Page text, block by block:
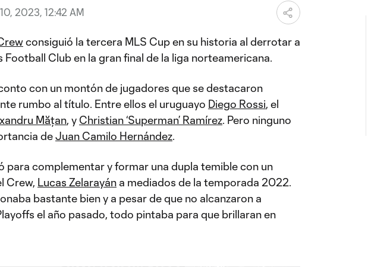
2023, 12:42 AM
consiguió la tercera MLS Cup en su historia al derrotar a
Football Club en la gran final de la liga norteamericana.
con un montón de jugadores que se destacaron
rumbo al título. Entre ellos el uruguayo Diego Rossi, el
Mățan, y Christian ‘Superman’ Ramírez. Pero ninguno
deJuan Camilo Hernández.
para complementar y formar una dupla temible con un
Crew, Lucas Zelarayán a mediados de la temporada 2022.
bastante bien y a pesar de que no alcanzaron a
el año pasado, todo pintaba para que brillaran en